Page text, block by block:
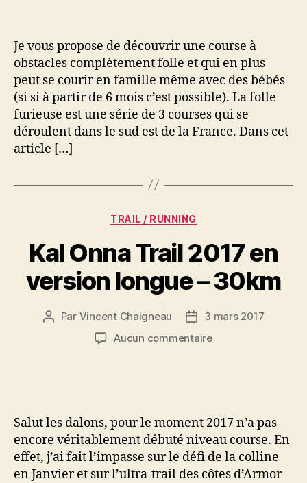
décalée:
La
folle
furieuse
Je vous propose de découvrir une course à
obstacles complètement folle et qui en plus
peut se courir en famille même avec des bébés
(si si à partir de 6 mois c’est possible). La folle
furieuse est une série de 3 courses qui se
déroulent dans le sud est de la France. Dans cet
article […]
Catégories
TRAIL / RUNNING
Kal Onna Trail 2017 en
version longue – 30km
Auteur
Par Vincent Chaigneau
Date
de
3 mars 2017
Aucun commentairesur
version
longue
–
30km
Salut les dalons, pour le moment 2017 n’a pas
encore véritablement débuté niveau course. En
effet, j’ai fait l’impasse sur le défi de la colline
en Janvier et sur l’ultra-trail des côtes d’Armor